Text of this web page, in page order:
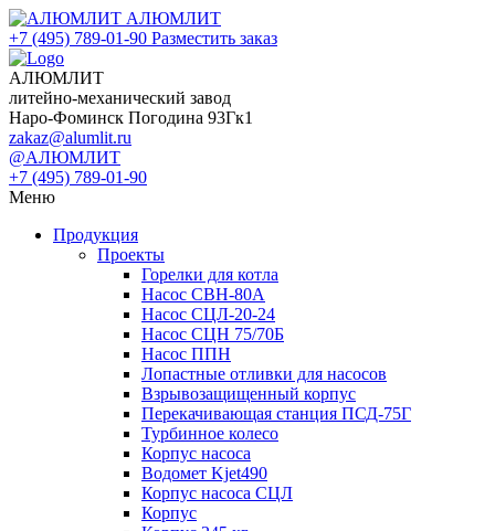
АЛЮМЛИТ
+7 (495) 789-01-90 Разместить заказ
АЛЮМЛИТ
литейно-механический завод
Наро-Фоминск Погодина 93Гк1
zakaz@alumlit.ru
@АЛЮМЛИТ
+7 (495) 789-01-90
Меню
Продукция
Проекты
Горелки для котла
Насос СВН-80А
Насос СЦЛ-20-24
Насос СЦН 75/70Б
Насос ППН
Лопастные отливки для насосов
Взрывозащищенный корпус
Перекачивающая станция ПСД-75Г
Турбинное колесо
Корпус насоса
Водомет Kjet490
Корпус насоса СЦЛ
Корпус